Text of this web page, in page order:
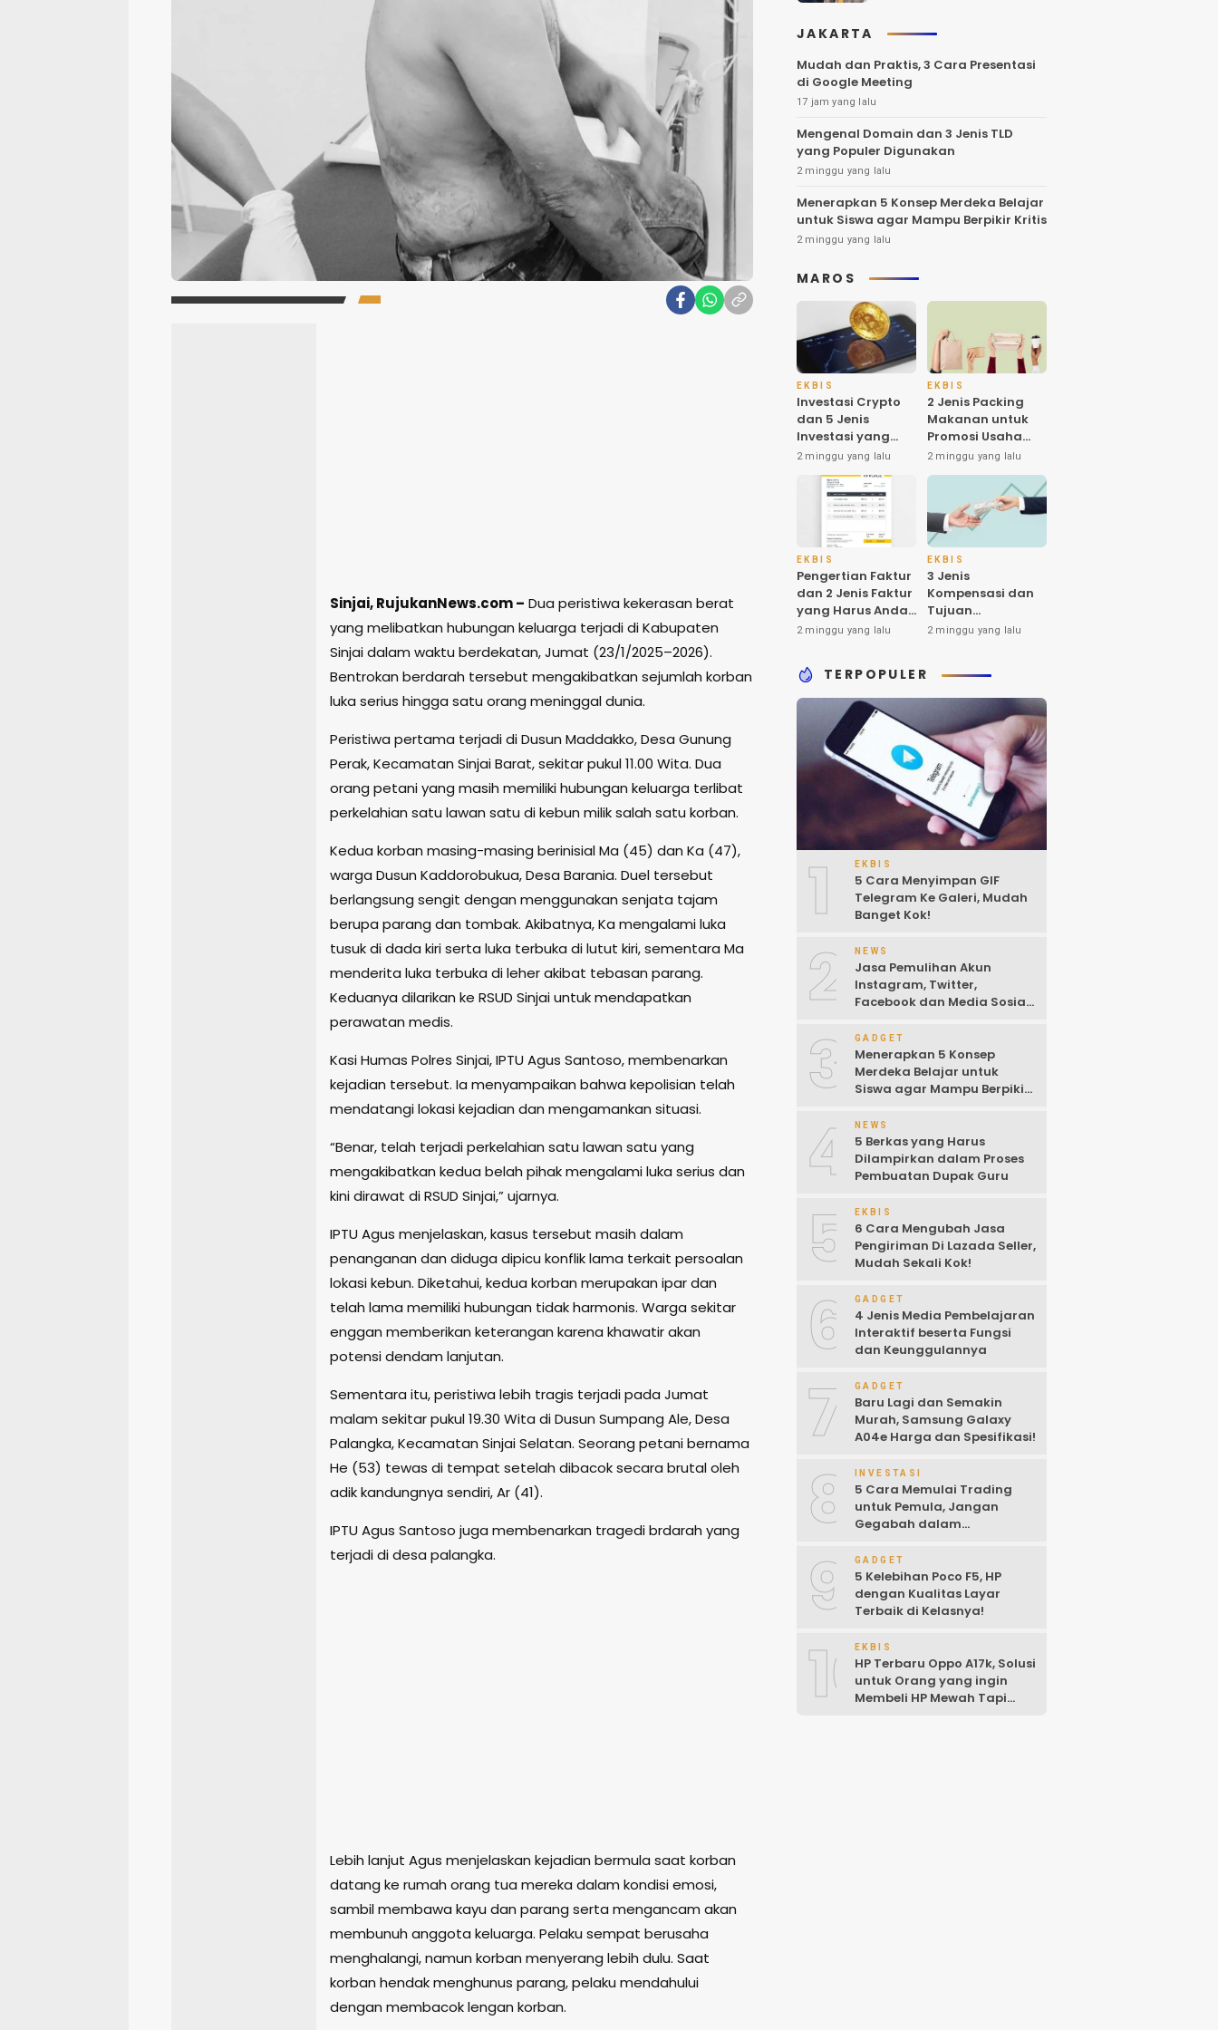
Sinjai, RujukanNews.com – Dua peristiwa kekerasan berat
yang melibatkan hubungan keluarga terjadi di Kabupaten
Sinjai dalam waktu berdekatan, Jumat (23/1/2025–2026).
Bentrokan berdarah tersebut mengakibatkan sejumlah korban
luka serius hingga satu orang meninggal dunia.
Peristiwa pertama terjadi di Dusun Maddakko, Desa Gunung
Perak, Kecamatan Sinjai Barat, sekitar pukul 11.00 Wita. Dua
orang petani yang masih memiliki hubungan keluarga terlibat
perkelahian satu lawan satu di kebun milik salah satu korban.
Kedua korban masing-masing berinisial Ma (45) dan Ka (47),
warga Dusun Kaddorobukua, Desa Barania. Duel tersebut
berlangsung sengit dengan menggunakan senjata tajam
berupa parang dan tombak. Akibatnya, Ka mengalami luka
tusuk di dada kiri serta luka terbuka di lutut kiri, sementara Ma
menderita luka terbuka di leher akibat tebasan parang.
Keduanya dilarikan ke RSUD Sinjai untuk mendapatkan
perawatan medis.
Kasi Humas Polres Sinjai, IPTU Agus Santoso, membenarkan
kejadian tersebut. Ia menyampaikan bahwa kepolisian telah
mendatangi lokasi kejadian dan mengamankan situasi.
“Benar, telah terjadi perkelahian satu lawan satu yang
mengakibatkan kedua belah pihak mengalami luka serius dan
kini dirawat di RSUD Sinjai,” ujarnya.
IPTU Agus menjelaskan, kasus tersebut masih dalam
penanganan dan diduga dipicu konflik lama terkait persoalan
lokasi kebun. Diketahui, kedua korban merupakan ipar dan
telah lama memiliki hubungan tidak harmonis. Warga sekitar
enggan memberikan keterangan karena khawatir akan
potensi dendam lanjutan.
Sementara itu, peristiwa lebih tragis terjadi pada Jumat
malam sekitar pukul 19.30 Wita di Dusun Sumpang Ale, Desa
Palangka, Kecamatan Sinjai Selatan. Seorang petani bernama
He (53) tewas di tempat setelah dibacok secara brutal oleh
adik kandungnya sendiri, Ar (41).
IPTU Agus Santoso juga membenarkan tragedi brdarah yang
terjadi di desa palangka.
Lebih lanjut Agus menjelaskan kejadian bermula saat korban
datang ke rumah orang tua mereka dalam kondisi emosi,
sambil membawa kayu dan parang serta mengancam akan
membunuh anggota keluarga. Pelaku sempat berusaha
menghalangi, namun korban menyerang lebih dulu. Saat
korban hendak menghunus parang, pelaku mendahului
dengan membacok lengan korban.
JAKARTA
Mudah dan Praktis, 3 Cara Presentasi
di Google Meeting
17 jam yang lalu
Mengenal Domain dan 3 Jenis TLD
yang Populer Digunakan
2 minggu yang lalu
Menerapkan 5 Konsep Merdeka Belajar
untuk Siswa agar Mampu Berpikir Kritis
2 minggu yang lalu
MAROS
EKBIS
Investasi Crypto
dan 5 Jenis
Investasi yang
Banyak Diminati
oleh Investornya
di Indonesia
2 minggu yang lalu
EKBIS
2 Jenis Packing
Makanan untuk
Promosi Usaha
dan Higienitas
Produk
2 minggu yang lalu
EKBIS
Pengertian Faktur
dan 2 Jenis Faktur
yang Harus Anda
Ketahui
2 minggu yang lalu
EKBIS
3 Jenis
Kompensasi dan
Tujuan
Pemberiannya
2 minggu yang lalu
TERPOPULER
1 EKBIS
5 Cara Menyimpan GIF
Telegram Ke Galeri, Mudah
Banget Kok!
2 NEWS
Jasa Pemulihan Akun
Instagram, Twitter,
Facebook dan Media Sosial
2022)
3 GADGET
Menerapkan 5 Konsep
Merdeka Belajar untuk
Siswa agar Mampu Berpikir
4 NEWS
5 Berkas yang Harus
Dilampirkan dalam Proses
Pembuatan Dupak Guru
5 EKBIS
6 Cara Mengubah Jasa
Pengiriman Di Lazada Seller,
Mudah Sekali Kok!
6 GADGET
4 Jenis Media Pembelajaran
Interaktif beserta Fungsi
dan Keunggulannya
7 GADGET
Baru Lagi dan Semakin
Murah, Samsung Galaxy
A04e Harga dan Spesifikasi!
8 INVESTASI
5 Cara Memulai Trading
untuk Pemula, Jangan
Gegabah dalam
9 GADGET
5 Kelebihan Poco F5, HP
dengan Kualitas Layar
Terbaik di Kelasnya!
10EKBIS
HP Terbaru Oppo A17k, Solusi
untuk Orang yang ingin
Membeli HP Mewah Tapi